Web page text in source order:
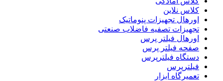
کلاس نلاین
اورهال تجهیزات پنوماتیک
تجهیزات تصفیه فاضلاب صنعتی
اورهال فیلتر پرس
صفحه فیلتر پرس
دستگاه فیلترپرس
فیلترپرس
تعمیرگاه ابزار